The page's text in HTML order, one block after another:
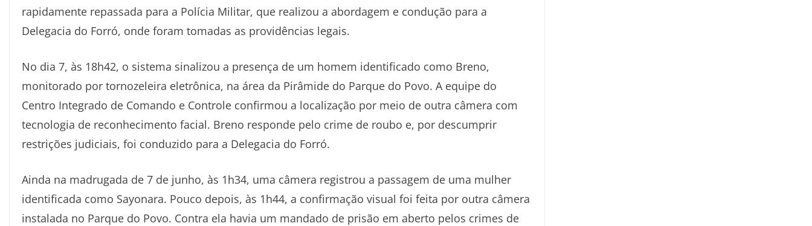
rapidamente repassada para a Polícia Militar, que realizou a abordagem e condução para a
Delegacia do Forró, onde foram tomadas as providências legais.
No dia 7, às 18h42, o sistema sinalizou a presença de um homem identificado como Breno,
monitorado por tornozeleira eletrônica, na área da Pirâmide do Parque do Povo. A equipe do
Centro Integrado de Comando e Controle confirmou a localização por meio de outra câmera com
tecnologia de reconhecimento facial. Breno responde pelo crime de roubo e, por descumprir
restrições judiciais, foi conduzido para a Delegacia do Forró.
Ainda na madrugada de 7 de junho, às 1h34, uma câmera registrou a passagem de uma mulher
identificada como Sayonara. Pouco depois, às 1h44, a confirmação visual foi feita por outra câmera
instalada no Parque do Povo. Contra ela havia um mandado de prisão em aberto pelos crimes de